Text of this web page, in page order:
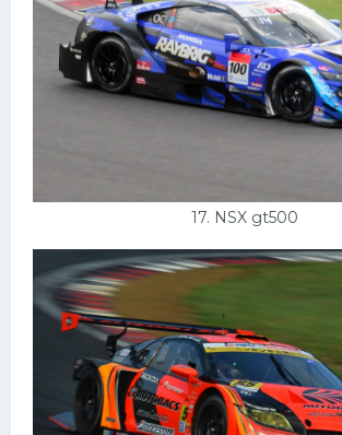
17. NSX gt500